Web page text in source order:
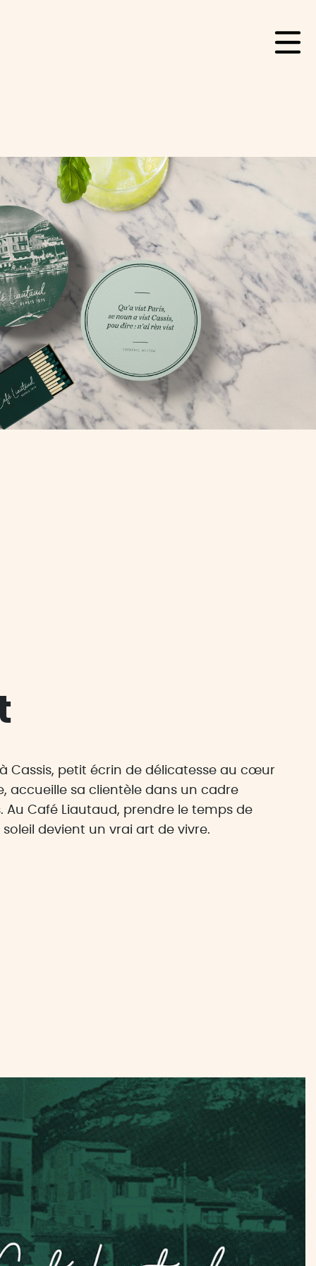
Cassis, petit écrin de délicatesse au cœur
accueille sa clientèle dans un cadre
Au Café Liautaud, prendre le temps de
devient un vrai art de vivre.